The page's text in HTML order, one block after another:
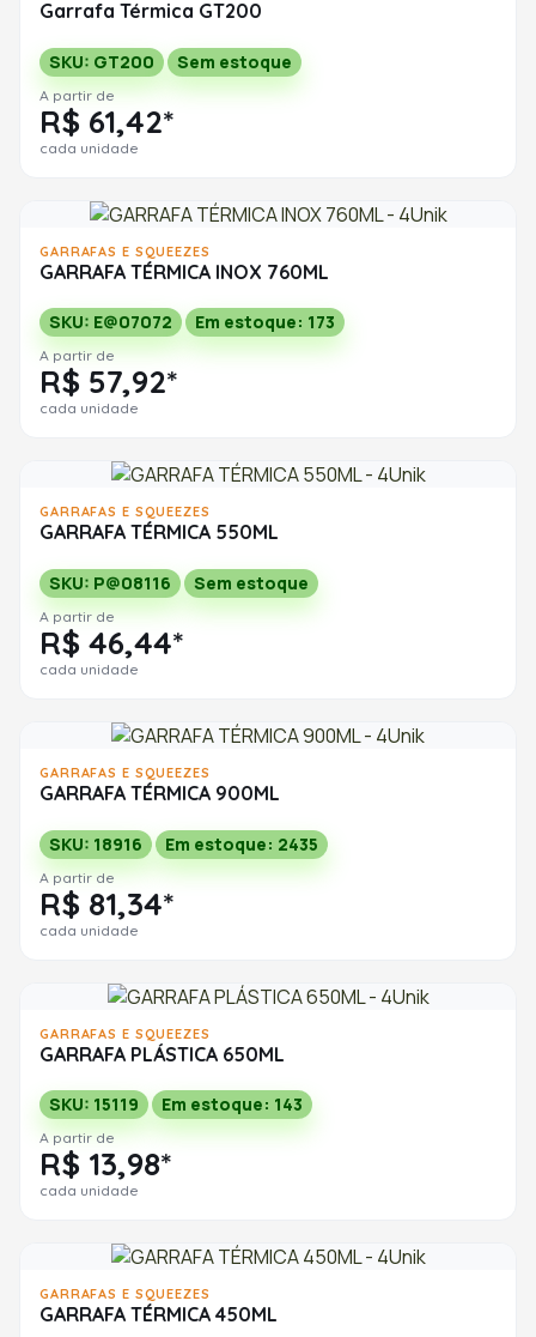
Garrafa Térmica GT200
SKU: GT200 Sem estoque
A partir de
R$ 61,42*
cada unidade
GARRAFAS E SQUEEZES
GARRAFA TÉRMICA INOX 760ML
SKU: E@07072 Em estoque: 173
A partir de
R$ 57,92*
cada unidade
GARRAFAS E SQUEEZES
GARRAFA TÉRMICA 550ML
SKU: P@08116 Sem estoque
A partir de
R$ 46,44*
cada unidade
GARRAFAS E SQUEEZES
GARRAFA TÉRMICA 900ML
SKU: 18916 Em estoque: 2435
A partir de
R$ 81,34*
cada unidade
GARRAFAS E SQUEEZES
GARRAFA PLÁSTICA 650ML
SKU: 15119 Em estoque: 143
A partir de
R$ 13,98*
cada unidade
GARRAFAS E SQUEEZES
GARRAFA TÉRMICA 450ML